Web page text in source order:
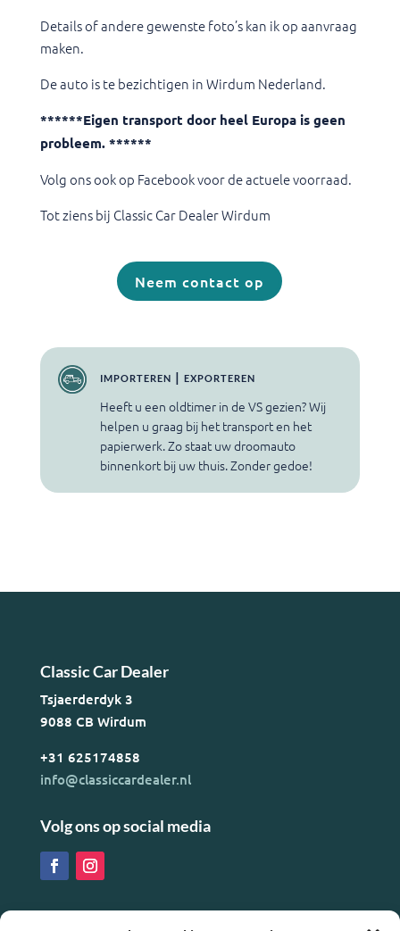
Details of andere gewenste foto’s kan ik op aanvraag
maken.
De auto is te bezichtigen in Wirdum Nederland.
******Eigen transport door heel Europa is geen
probleem. ******
Volg ons ook op Facebook voor de actuele voorraad.
Tot ziens bij Classic Car Dealer Wirdum
Neem contact op
importeren | exporteren
Heeft u een oldtimer in de VS gezien? Wij
helpen u graag bij het transport en het
papierwerk. Zo staat uw droomauto
binnenkort bij uw thuis. Zonder gedoe!
Classic Car Dealer
Tsjaerderdyk 3
9088 CB Wirdum
+31 625174858
info@classiccardealer.nl
Volg ons op social media